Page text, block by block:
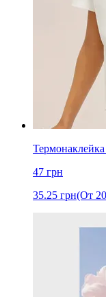
47 грн
35.25 грн(От